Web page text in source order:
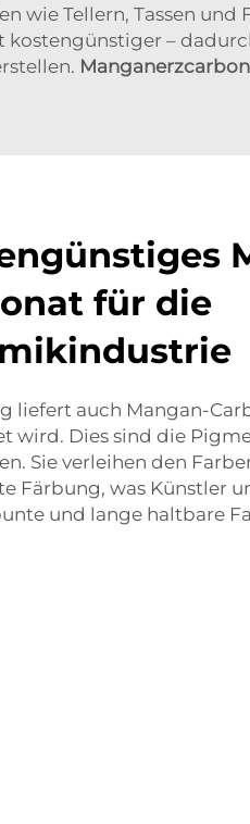
Tellern, Tassen und
–
für die
liefert auch Mangan-
wird. Dies sind die
Sie verleihen den
Färbung, was Künstler
und lange haltbare